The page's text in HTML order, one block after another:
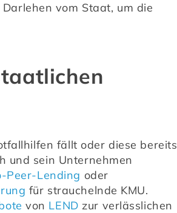
vom Staat, um die
fällt oder diese bereits
und sein Unternehmen
Peer-Lending oder
für strauchelnde KMU.
von LEND zur verlässlichen